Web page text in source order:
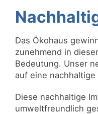
Das Ökohaus
zunehmend in
Bedeutung. Unser
auf eine
Diese nachhaltige
umweltfreundlich